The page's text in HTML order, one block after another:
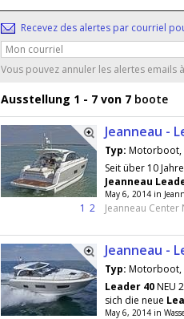
Recevez des alertes par courriel
Vous pouvez annuler les alertes emails
Ausstellung 1 - 7 von 7 boote
1 2
Jeanneau -
Typ: Motorboot,
Seit über 10
Jeanneau
May 6, 2014 in
Jeanneau
Jeanneau -
Typ: Motorboot,
Leader 40NEU
sich die neue
May 6, 2014 in